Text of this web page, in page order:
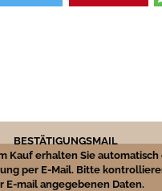
BESTÄTIGUNGSMAIL
Kauf erhalten Sie automatisch
per E-Mail. Bitte
E-mail angegebenen Daten.